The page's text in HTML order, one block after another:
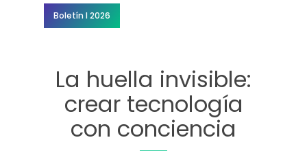
Boletín I 2026
La huella invisible:
crear tecnología
con conciencia